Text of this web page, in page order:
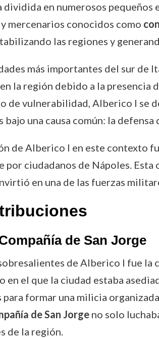
en numerosos pequeños
mercenarios conocidos como
las regiones y
más importantes del sur de
la región debido a la presencia
de vulnerabilidad, Alberico I se
bajo una causa común: la
de Alberico I en este contexto
por ciudadanos de Nápoles.
en una de las fuerzas
de San Jorge
de Alberico I fue la
en el que la ciudad estaba
formar una milicia
de San Jorgeno solo
de la región.